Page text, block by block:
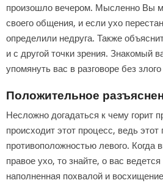
произошло вечером. Мысленно Вы
своего общения, и если ухо
определили недруга. Также
и с другой точки зрения. Знакомый
упомянуть вас в разговоре без
Положительное
Несложно догадаться к чему горит
происходит этот процесс, ведь
противоположностью левого. Когда
правое ухо, то знайте, о вас
наполненная похвалой и